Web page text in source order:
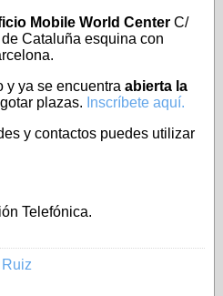
Mobile World Center C/
Cataluña esquina con
y ya se encuentra abierta la
plazas. Inscríbete aquí.
y contactos puedes utilizar
Telefónica.